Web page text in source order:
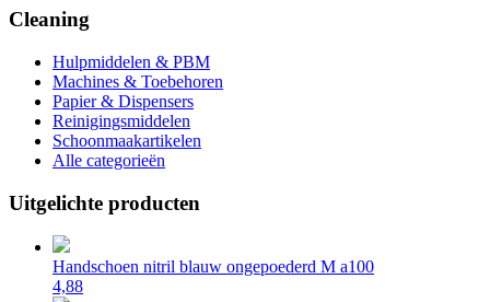
Cleaning
Hulpmiddelen & PBM
Machines & Toebehoren
Papier & Dispensers
Reinigingsmiddelen
Schoonmaakartikelen
Alle categorieën
Uitgelichte producten
Handschoen nitril blauw ongepoederd M a100
4,88